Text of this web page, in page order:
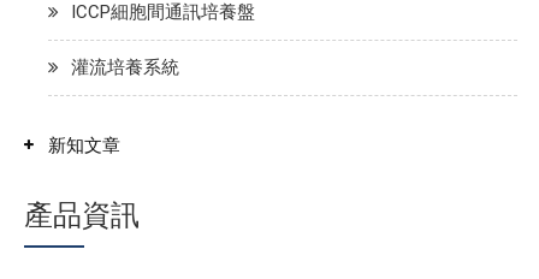
ICCP細胞間通訊培養盤
灌流培養系統
新知文章
產品資訊